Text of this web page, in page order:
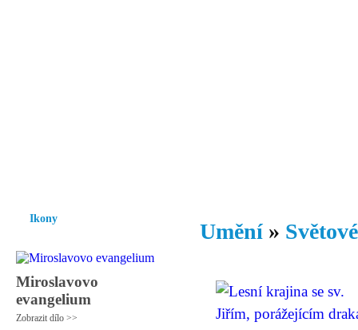
Ikony
Miroslavovo
evangelium
Zobrazit dílo >>
Umění »